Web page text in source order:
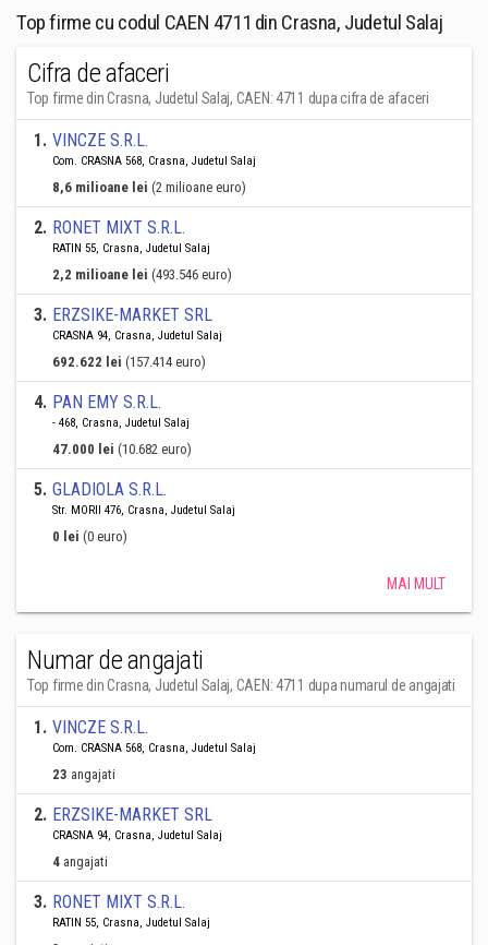
Top firme cu codul CAEN 4711 din Crasna, Judetul Salaj
Cifra de afaceri
Top firme din Crasna, Judetul Salaj, CAEN: 4711 dupa cifra de afaceri
1. VINCZE S.R.L.
Com. CRASNA 568, Crasna, Judetul Salaj
8,6 milioane lei (2 milioane euro)
2. RONET MIXT S.R.L.
RATIN 55, Crasna, Judetul Salaj
2,2 milioane lei (493.546 euro)
3. ERZSIKE-MARKET SRL
CRASNA 94, Crasna, Judetul Salaj
692.622 lei (157.414 euro)
4. PAN EMY S.R.L.
- 468, Crasna, Judetul Salaj
47.000 lei (10.682 euro)
5. GLADIOLA S.R.L.
Str. MORII 476, Crasna, Judetul Salaj
0 lei (0 euro)
MAI MULT
Numar de angajati
Top firme din Crasna, Judetul Salaj, CAEN: 4711 dupa numarul de angajati
1. VINCZE S.R.L.
Com. CRASNA 568, Crasna, Judetul Salaj
23 angajati
2. ERZSIKE-MARKET SRL
CRASNA 94, Crasna, Judetul Salaj
4 angajati
3. RONET MIXT S.R.L.
RATIN 55, Crasna, Judetul Salaj